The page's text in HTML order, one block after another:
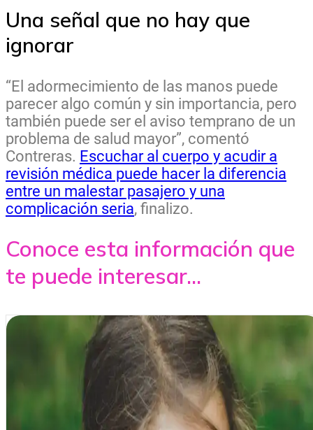
Una señal que no hay que
ignorar
“El adormecimiento de las manos puede
parecer algo común y sin importancia, pero
también puede ser el aviso temprano de un
problema de salud mayor”, comentó
Contreras. Escuchar al cuerpo y acudir a
revisión médica puede hacer la diferencia
entre un malestar pasajero y una
complicación seria, finalizo.
Conoce esta información que
te puede interesar...